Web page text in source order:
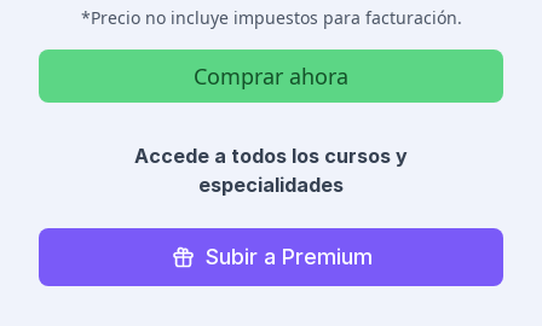
*Precio no incluye impuestos para facturación.
Comprar ahora
Accede a todos los cursos y
especialidades
Subir a Premium